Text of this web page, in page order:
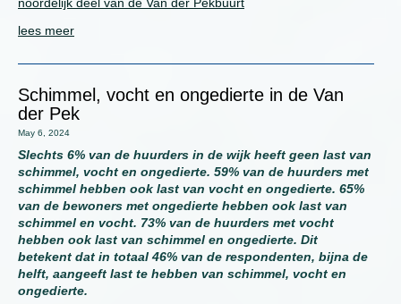
lees meer
Schimmel, vocht en ongedierte in de Van
der Pek
May 6, 2024
Slechts 6% van de huurders in de wijk heeft geen last van
schimmel, vocht en ongedierte. 59% van de huurders met
schimmel hebben ook last van vocht en ongedierte. 65%
van de bewoners met ongedierte hebben ook last van
schimmel en vocht. 73% van de huurders met vocht
hebben ook last van schimmel en ongedierte. Dit
betekent dat in totaal 46% van de respondenten, bijna de
helft, aangeeft last te hebben van schimmel, vocht en
ongedierte.